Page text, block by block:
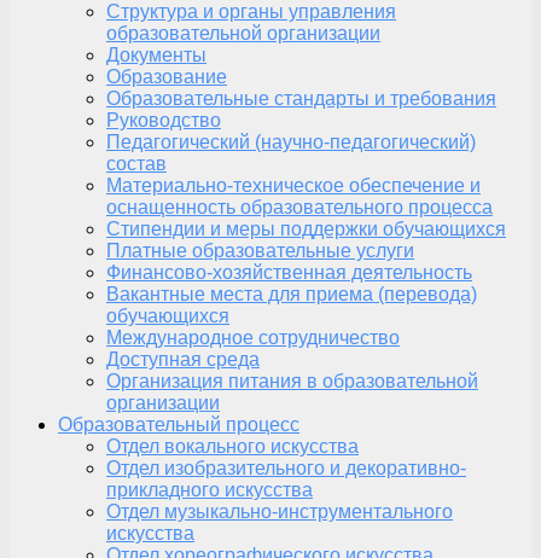
Структура и органы управления
образовательной организации
Документы
Образование
Образовательные стандарты и требования
Руководство
Педагогический (научно-педагогический)
состав
Материально-техническое обеспечение и
оснащенность образовательного процесса
Стипендии и меры поддержки обучающихся
Платные образовательные услуги
Финансово-хозяйственная деятельность
Вакантные места для приема (перевода)
обучающихся
Международное сотрудничество
Доступная среда
Организация питания в образовательной
организации
Образовательный процесс
Отдел вокального искусства
Отдел изобразительного и декоративно-
прикладного искусства
Отдел музыкально-инструментального
искусства